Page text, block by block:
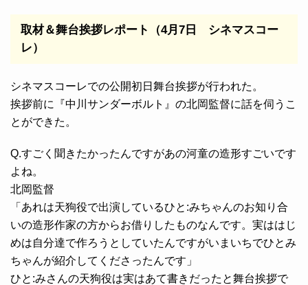
取材＆舞台挨拶レポート（4月7日 シネマスコー
レ）
シネマスコーレでの公開初日舞台挨拶が行われた。
挨拶前に『中川サンダーボルト』の北岡監督に話を伺うこ
とができた。
Q.すごく聞きたかったんですがあの河童の造形すごいです
よね。
北岡監督
「あれは天狗役で出演しているひと:みちゃんのお知り合
いの造形作家の方からお借りしたものなんです。実ははじ
めは自分達で作ろうとしていたんですがいまいちでひとみ
ちゃんが紹介してくださったんです」
ひと:みさんの天狗役は実はあて書きだったと舞台挨拶で